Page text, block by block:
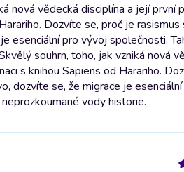
nová vědecká disciplína a její první
Dozvíte se, proč je rasismus
esenciální pro vývoj společnosti.
souhrn, toho, jak vzniká nová
s knihou Sapiens od Harariho.
dozvíte se, že migrace je
vody historie.